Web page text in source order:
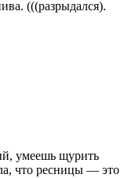
(((разрыдался).
умеешь щурить
что ресницы — это